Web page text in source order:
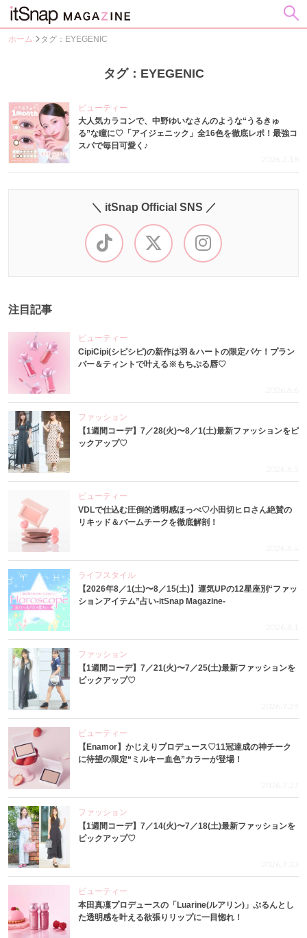
ホーム タグ：EYEGENIC
タグ：EYEGENIC
ビューティー
大人気カラコンで、中野ゆいなさんのような“うるきゅ
る”な瞳に♡「アイジェニック」全16色を徹底レポ！最強コ
スパで毎日可愛く♪
2026.2.18
＼ itSnap Official SNS ／
注目記事
ビューティー
CipiCipi(シピシピ)の新作は羽＆ハートの限定パケ！プラン
パー＆ティントで叶える※もちぷる唇♡
2026.8.6
ファッション
【1週間コーデ】7／28(火)〜8／1(土)最新ファッションをピ
ックアップ♡
2026.8.5
ビューティー
VDLで仕込む圧倒的透明感ほっぺ♡小田切ヒロさん絶賛の
リキッド＆バームチークを徹底解剖！
2026.8.4
ライフスタイル
【2026年8／1(土)〜8／15(土)】運気UPの12星座別“ファッ
ションアイテム”占い-itSnap Magazine-
2026.8.1
ファッション
【1週間コーデ】7／21(火)〜7／25(土)最新ファッションを
ピックアップ♡
2026.7.29
ビューティー
【Enamor】かじえりプロデュース♡11冠達成の神チーク
に待望の限定“ミルキー血色”カラーが登場！
2026.7.27
ファッション
【1週間コーデ】7／14(火)〜7／18(土)最新ファッションを
ピックアップ♡
2026.7.23
ビューティー
本田真凜プロデュースの「Luarine(ルアリン)」ぷるんとし
た透明感を叶える欲張りリップに一目惚れ！